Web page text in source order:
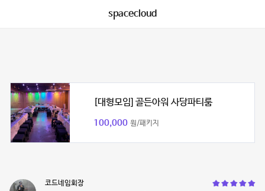
spacecloud
[대형모임] 골든아워 사당파티룸
100,000 원/패키지
코드네임회장